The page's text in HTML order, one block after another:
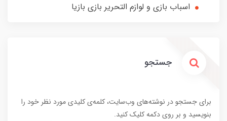
اسباب بازی و لوازم التحریر بازی بازیا
جستجو
برای جستجو در نوشته‌های وب‌سایت، کلمه‌ی کلیدی مورد نظر خود را
بنویسید و بر روی دکمه کلیک کنید.